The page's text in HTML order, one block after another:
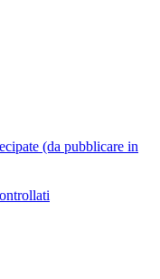
(da pubblicare in